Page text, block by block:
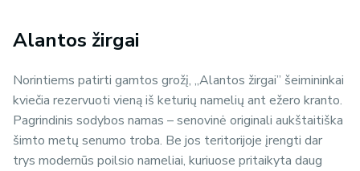
Alantos žirgai
Norintiems patirti gamtos grožį, „Alantos žirgai” šeimininkai
kviečia rezervuoti vieną iš keturių namelių ant ežero kranto.
Pagrindinis sodybos namas – senovinė originali aukštaitiška
šimto metų senumo troba. Be jos teritorijoje įrengti dar
trys modernūs poilsio nameliai, kuriuose pritaikyta daug